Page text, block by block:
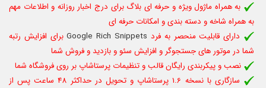
به همراه ماژول ویژه و حرفه ای بلاگ برای درج اخبار روزانه و اطلاعات مهم
به همراه شاخه و دسته بندی و امکانات حرفه ای
دارای قابلیت منحصر به فرد Google Rich Snippetsبرای افزایش رتبه
شما در موتور های جستجوگر و افزایش سئو و بازدید و فروش شما
نصب و پیکربندی رایگان قالب و تنظیمات پرستاشاپ بر روی فروشگاه شما
سازگاری با نسخه 1.6 پرستاشاپ و تحویل در حداکثر 48 ساعت پس از